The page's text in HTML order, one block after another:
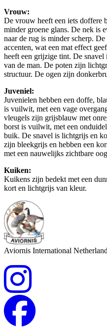
Vrouw:
De vrouw heeft een iets doffere
minder groene glans. De nek is
naar de rug is minder scherp.
accenten, wat een mat effect
heeft een grijzige tint. De
van de man. De poten zijn
structuur. De ogen zijn
Juveniel:
Juvenielen hebben een doffe,
is vuilwit, met een vage
vleugels zijn grijsblauw met
borst is vuilwit, met een
buik. De snavel is lichtgrijs en
zijn bleekgrijs en hebben een
met een nauwelijks zichtbare
Kuiken:
Kuikens zijn bedekt met een
kort en lichtgrijs van kleur.
Aviornis International